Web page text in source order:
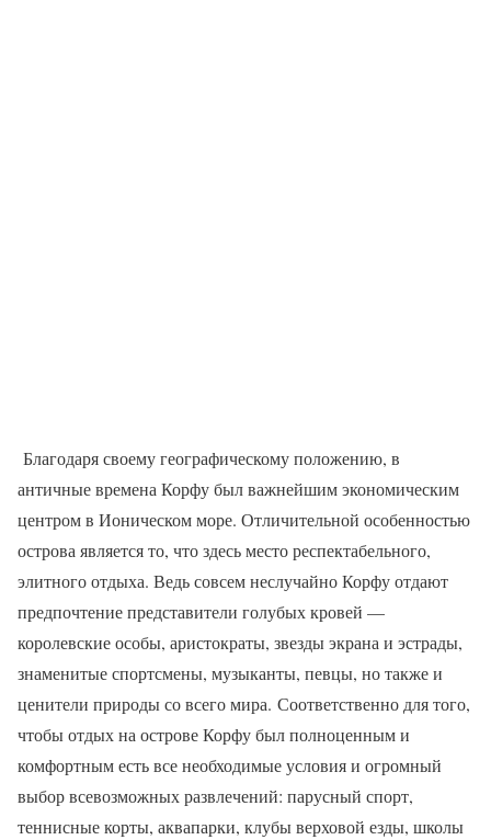
Благодаря своему географическому положению, в
античные времена Корфу был важнейшим экономическим
центром в Ионическом море. Отличительной особенностью
острова является то, что здесь место респектабельного,
элитного отдыха. Ведь совсем неслучайно Корфу отдают
предпочтение представители голубых кровей —
королевские особы, аристократы, звезды экрана и эстрады,
знаменитые спортсмены, музыканты, певцы, но также и
ценители природы со всего мира. Соответственно для того,
чтобы отдых на острове Корфу был полноценным и
комфортным есть все необходимые условия и огромный
выбор всевозможных развлечений: парусный спорт,
теннисные корты, аквапарки, клубы верховой езды, школы